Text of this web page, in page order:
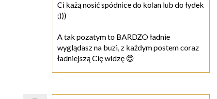
Ci każą nosić spódnice do kolan lub do łydek
;)))
A tak pozatym to BARDZO ładnie
wyglądasz na buzi, z każdym postem coraz
ładniejszą Cię widzę 😍